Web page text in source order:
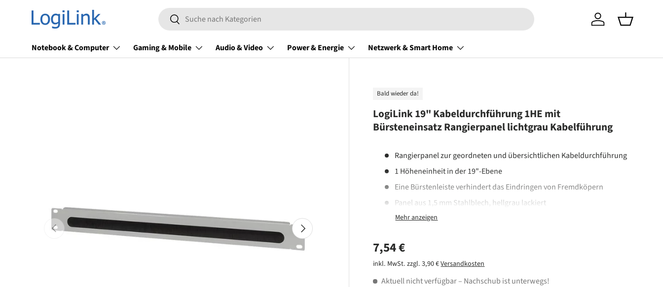
Direkt zum Inhalt
Suchen
Suchen Einloggen
Notebook & Computer Gaming & Mobile Audio & Video Power & Energie Netzwerk & Smart Home
Vorherige Nächste
Bald wieder da!
LogiLink 19" Kabeldurchführung 1HE mit
Bürsteneinsatz Rangierpanel lichtgrau Kabelführung
Rangierpanel zur geordneten und übersichtlichen Kabeldurchführung
1 Höheneinheit in der 19"-Ebene
Eine Bürstenleiste verhindert das Eindringen von Fremdköpern
Panel aus 1,5 mm Stahlblech, hellgrau lackiert
Normaler Preis
7,54 €
inkl. MwSt. zzgl. 3,90 €Versandkosten
Aktuell nicht verfügbar– Nachschub ist unterwegs!